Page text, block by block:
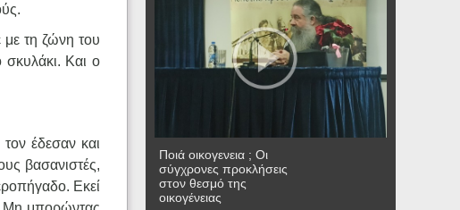
με τη ζώνη του
σκυλάκι. Και ο
έδεσαν και
βασανιστές,
Εκεί
Ποιά οικογενεια ; Οι
σύγχρονες προκλήσεις
στον θεσμό της
οικογένειας